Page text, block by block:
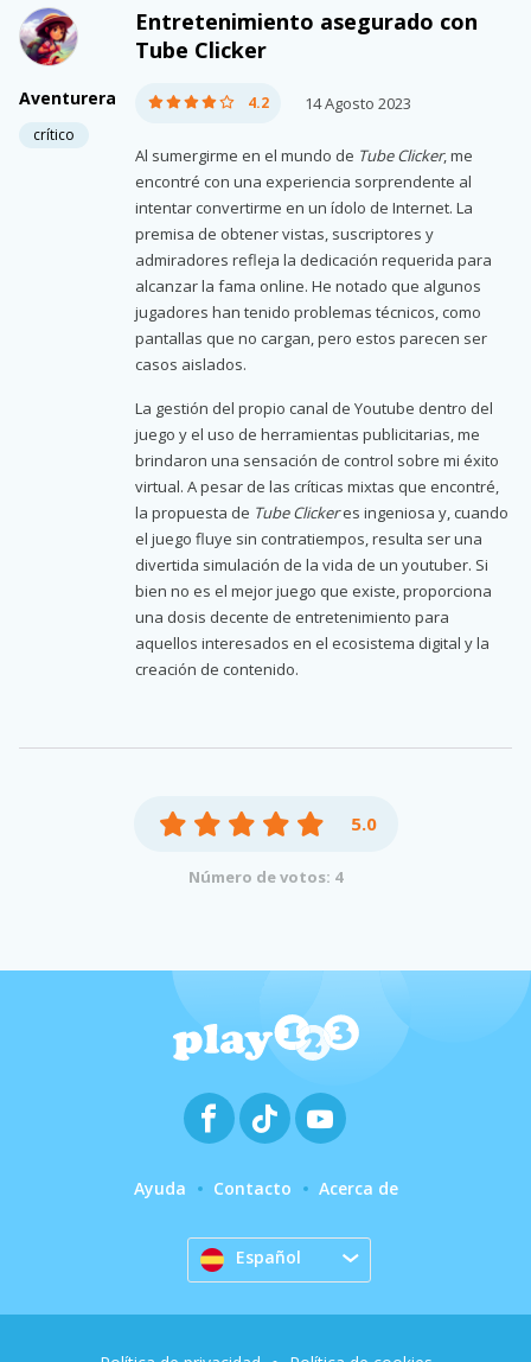
Aventurera
crítico
Entretenimiento asegurado con
Tube Clicker
4.2 14 Agosto 2023
Al sumergirme en el mundo de Tube Clicker, me
encontré con una experiencia sorprendente al
intentar convertirme en un ídolo de Internet. La
premisa de obtener vistas, suscriptores y
admiradores refleja la dedicación requerida para
alcanzar la fama online. He notado que algunos
jugadores han tenido problemas técnicos, como
pantallas que no cargan, pero estos parecen ser
casos aislados.
La gestión del propio canal de Youtube dentro del
juego y el uso de herramientas publicitarias, me
brindaron una sensación de control sobre mi éxito
virtual. A pesar de las críticas mixtas que encontré,
la propuesta de Tube Clickeres ingeniosa y, cuando
el juego fluye sin contratiempos, resulta ser una
divertida simulación de la vida de un youtuber. Si
bien no es el mejor juego que existe, proporciona
una dosis decente de entretenimiento para
aquellos interesados en el ecosistema digital y la
creación de contenido.
5.0
Número de votos: 4
Ayuda Contacto Acerca de
Español